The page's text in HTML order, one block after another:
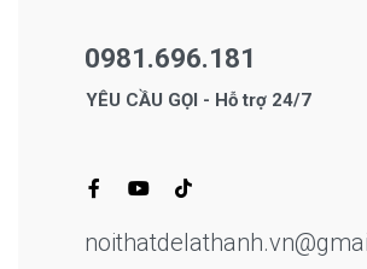
0981.696.181
YÊU CẦU GỌI - Hỗ trợ 24/7